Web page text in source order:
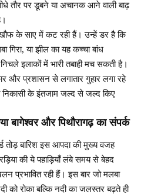
तौर पर डूबने या अचानक आने वाली बाढ़
खौफ के साए में कट रही हैं। उन्हें डर है कि
गिरा, या झील का यह कच्चा बांध
इलाकों में भारी तबाही मच सकती है।
और प्रशासन से लगातार गुहार लगा रहे
निकासी के इंतजाम जल्द से जल्द किए
बागेश्वर और पिथौरागढ़ का संपर्क
तोड़ बारिश इस आपदा की मुख्य वजह
की ये पहाड़ियाँ लंबे समय से बेहद
प्रभावित रही हैं। इस बार जो मलबा
को रोका बल्कि नदी का जलस्तर बढ़ते ही